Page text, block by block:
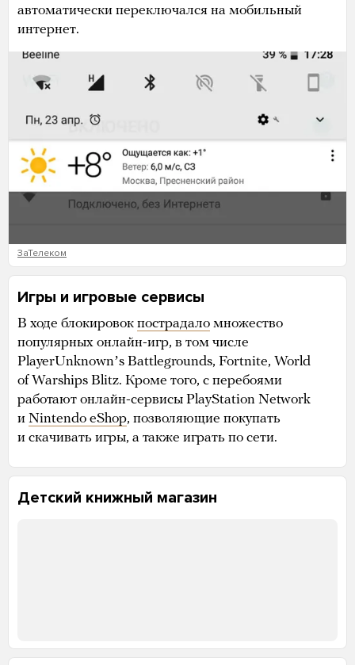
автоматически переключался на мобильный
интернет.
ЗаТелеком
Игры и игровые сервисы
В ходе блокировок пострадало множество
популярных онлайн-игр, в том числе
PlayerUnknownʼs Battlegrounds, Fortnite, World
of Warships Blitz. Кроме того, с перебоями
работают онлайн-сервисы PlayStation Network
и Nintendo eShop, позволяющие покупать
и скачивать игры, а также играть по сети.
Детский книжный магазин